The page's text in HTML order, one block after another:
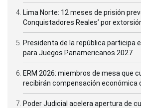
Lima Norte: 12 meses de prisión
Conquistadores Reales’ por
Presidenta de la república participa
para Juegos Panamericanos 2027
ERM 2026: miembros de mesa que
recibirán compensación económica
Poder Judicial acelera apertura de